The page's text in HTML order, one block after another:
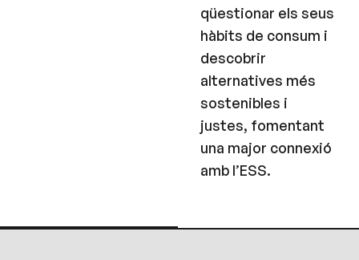
qüestionar els seus
hàbits de consum i
descobrir
alternatives més
sostenibles i
justes, fomentant
una major connexió
amb l’ESS.